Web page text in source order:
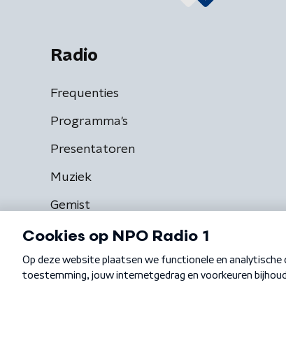
Radio
Frequenties
Programma's
Presentatoren
Muziek
Gemist
Algemene voorwaarden Privacybeleid